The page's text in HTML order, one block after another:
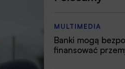
MULTIMEDIA
Banki mogą
finansować